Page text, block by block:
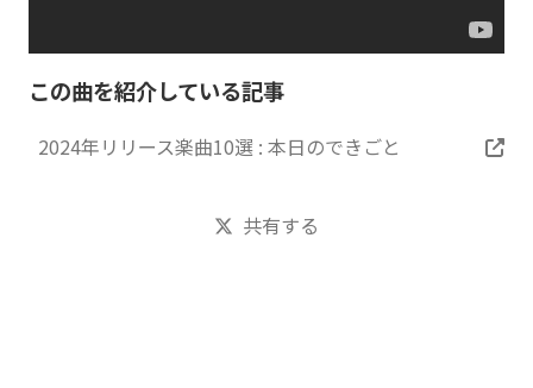
この曲を紹介している記事
2024年リリース楽曲10選 : 本日のできごと
共有する